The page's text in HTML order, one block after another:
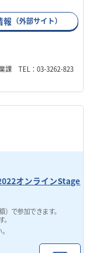
報 （外部サイト）
課 TEL：03-3262-823
オンラインStage
で参加できます。